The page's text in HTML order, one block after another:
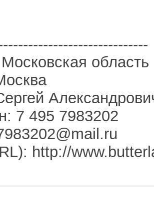
область
7 495 7983202
http://